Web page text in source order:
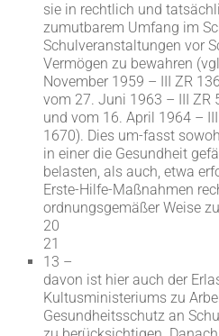
sie in rechtlich und
zumutbarem Umfang im
Schulveranstaltungen vor
Vermögen zu bewahren
November 1959 – III ZR
vom 27. Juni 1963 – III ZR
und vom 16. April 1964 –
1670). Dies um-fasst
in einer die Gesundheit
belasten, als auch, etwa
Erste-Hilfe-Maßnahmen
ordnungsgemäßer Weise
20
21
13 –
davon ist hier auch der
Kultusministeriums zu
Gesundheitsschutz an